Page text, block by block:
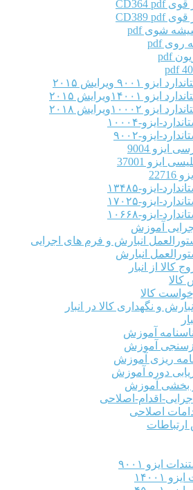
ویرایش ۲۰۱۵
۲۰۱۵
۲۰۱۸
ایزو-۱۰۰۰۴
ایزو-۹۰۰۲
ایزو 9004
ایزو 37001
ایزو-۱۳۴۸۵
ایزو-۱۷۰۲۵
ایزو-۱۰۶۶۸
آموزش
انبارش و فرم های اجرایی
انبارش
کالا از انبار
کالا
کالا
و نگهداری کالا در انبار
آموزش
آموزش
ریزی آموزش
دوره آموزش
بخشی آموزش
اقدام-اصلاحی
اصلاحی
ارتباطات
ایزو ۹۰۰۱
۱۴۰۰۱